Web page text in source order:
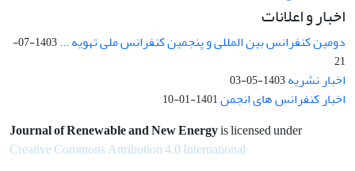
اخبار و اعلانات
دومین کنفرانس بین المللی و پنجمین کنفرانس ملی تهویه ...
1403-07-
21
اخبار نشریه1403-05-03
اخبار کنفرانس های انجمن1401-01-10
Journal of Renewable and New Energyis licensed under
Creative Commons Attribution 4.0 International